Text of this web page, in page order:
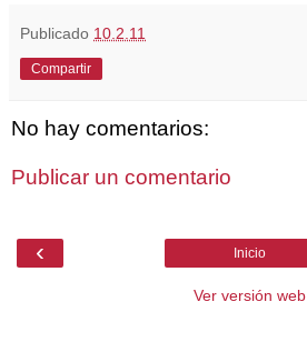
Publicado 10.2.11
Compartir
No hay comentarios:
Publicar un comentario
‹ Inicio
Ver versión web